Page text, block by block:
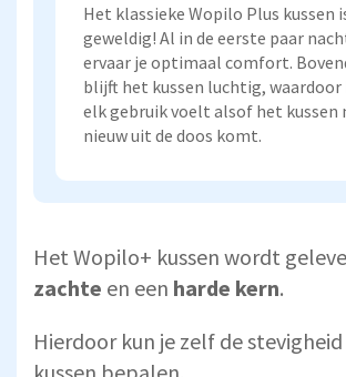
Het klassieke Wopilo Plus kussen
geweldig! Al in de eerste paar
ervaar je optimaal comfort.
blijft het kussen luchtig, waardoor
elk gebruik voelt alsof het kussen
nieuw uit de doos komt.
Het Wopilo+ kussen wordt
zachte en een harde kern.
Hierdoor kun je zelf de